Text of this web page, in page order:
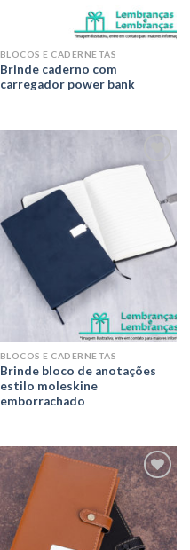
BLOCOS E CADERNETAS
Brinde caderno com
carregador power bank
Adicionar
aos meus
desejos
BLOCOS E CADERNETAS
Brinde bloco de anotações
estilo moleskine
emborrachado
Adicionar
aos meus
desejos